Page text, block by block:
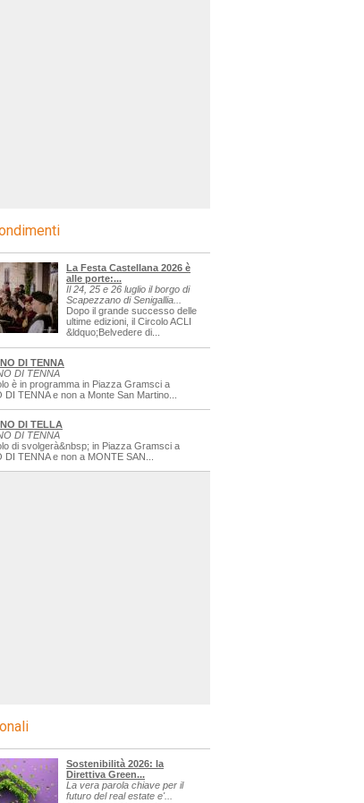
La Festa Castellana 2026 è
alle porte:...
Il 24, 25 e 26 luglio il borgo di
Scapezzano di Senigallia...
Dopo il grande successo delle
ultime edizioni, il Circolo ACLI
&ldquo;Belvedere di...
DI TENNA
DI TENNA
è in programma in Piazza Gramsci a
DI TENNA e non a Monte San Martino...
DI TELLA
DI TENNA
di svolgerà&nbsp; in Piazza Gramsci a
DI TENNA e non a MONTE SAN...
Sostenibilità 2026: la
Direttiva Green...
La vera parola chiave per il
futuro del real estate e'...